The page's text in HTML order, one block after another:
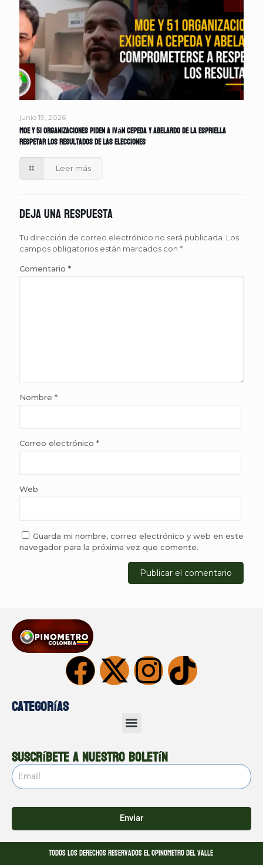
junio 19, 2026
MOE y 51 organizaciones piden a Iván Cepeda y Abelardo de la Espriella
respetar los resultados de las elecciones
Leer más
Deja una respuesta
Tu dirección de correo electrónico no será publicada. Los
campos obligatorios están marcados con *
Comentario *
Nombre *
Correo electrónico *
Web
Guarda mi nombre, correo electrónico y web en este
navegador para la próxima vez que comente.
Categorías
Suscríbete a nuestro boletín
Enviar
Todos los derechos reservados El opinometro del valle